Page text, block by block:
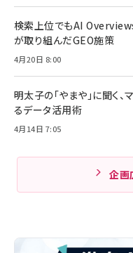
検索上位でもAI
が取り組んだGEO施策
4月20日 8:00
明太子の「やまや」に聞く
るデータ活用術
4月14日 7:05
企画